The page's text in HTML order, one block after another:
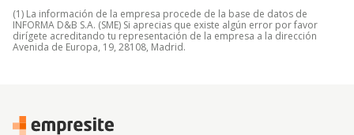
(1) La información de la empresa procede de la base de datos de
INFORMA D&B S.A. (SME) Si aprecias que existe algún error por favor
dirígete acreditando tu representación de la empresa a la dirección
Avenida de Europa, 19, 28108, Madrid.